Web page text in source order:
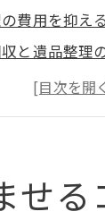
費用を抑え
と遺品整理
ランキングで
りを活用し
で発生する不
くするため
せる